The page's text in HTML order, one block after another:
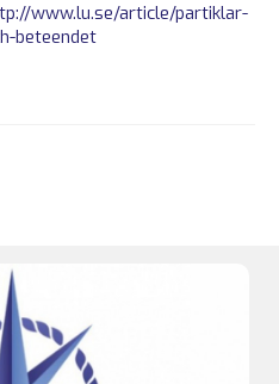
www.lu.se/article/partiklar-
beteendet